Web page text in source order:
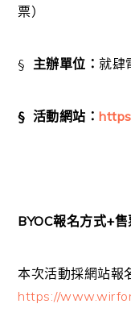
票）
§ 主辦單位：就肆
§ 活動網站：
BYOC報名方式+售
本次活動採網站報
https://